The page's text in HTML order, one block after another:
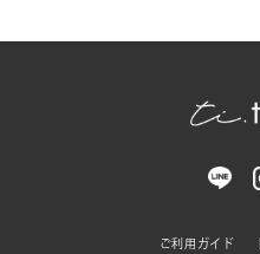
ご利用ガイド